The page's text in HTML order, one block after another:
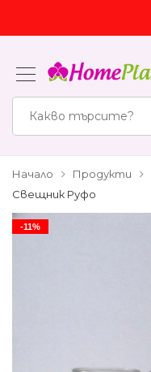
Начало Продукти
Свещник Руфо
-11%